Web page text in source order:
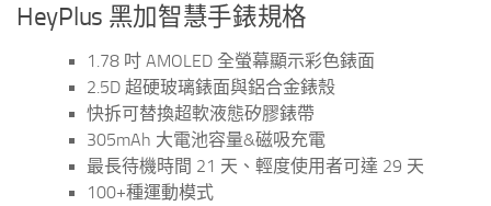
HeyPlus 黑加智慧手錶規格
1.78 吋 AMOLED 全螢幕顯示彩色錶面
2.5D 超硬玻璃錶面與鋁合金錶殼
快拆可替換超軟液態矽膠錶帶
305mAh 大電池容量&磁吸充電
最長待機時間 21 天、輕度使用者可達 29 天
100+種運動模式